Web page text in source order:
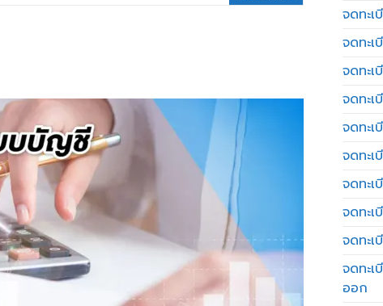
จดทะเ
จดทะ
จดทะเ
จดทะเ
จดทะเ
จดทะ
จดทะ
จดทะ
จดทะ
จดทะ
ออก